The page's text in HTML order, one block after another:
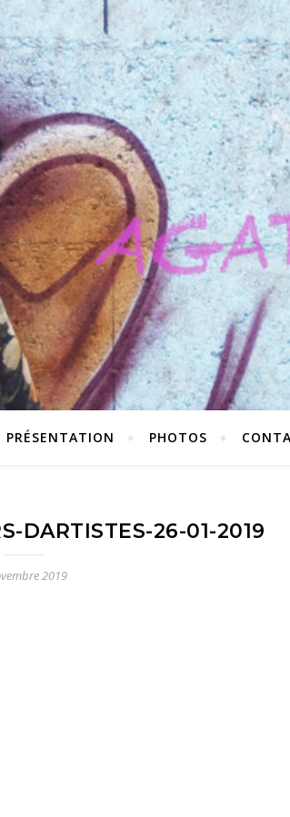
PRÉSENTATION PHOTOS
DARTISTES-26-01-2019
2019